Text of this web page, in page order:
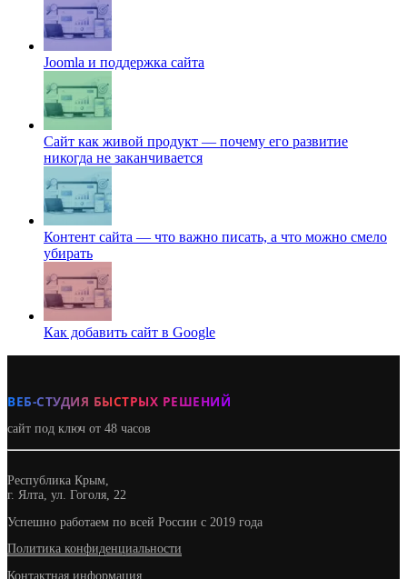
Joomla и поддержка сайта
Сайт как живой продукт — почему его развитие
никогда не заканчивается
Контент сайта — что важно писать, а что можно смело
убирать
Как добавить сайт в Google
ВЕБ-СТУДИЯ БЫСТРЫХ РЕШЕНИЙ
сайт под ключ от 48 часов
Республика Крым,
г. Ялта, ул. Гоголя, 22
Успешно работаем по всей России с 2019 года
Политика конфиденциальности
Контактная информация